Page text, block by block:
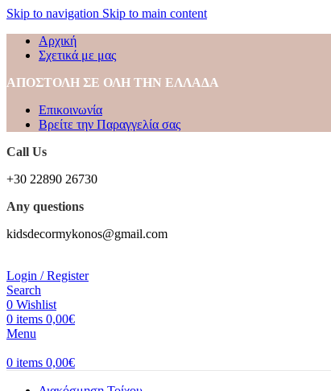
Skip to navigation Skip to main content
Αρχική
Σχετικά με μας
ΑΠΟΣΤΟΛΗ ΣΕ ΟΛΗ ΤΗΝ ΕΛΛΑΔΑ
Επικοινωνία
Βρείτε την Παραγγελία σας
Call Us
+30 22890 26730
Any questions
kidsdecormykonos@gmail.com
Login / Register
Search
0 Wishlist
0 items 0,00€
Menu
0 items 0,00€